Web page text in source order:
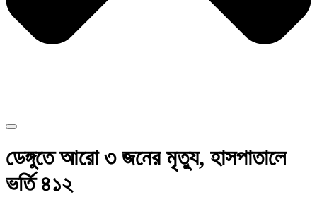
ডেঙ্গুতে আরো ৩ জনের মৃত্যু, হাসপাতালে
ভর্তি ৪১২